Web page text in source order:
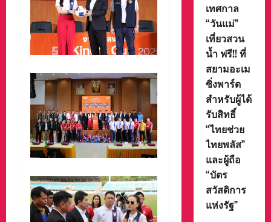
เทศกาล
“วันแม่”
เที่ยวสวน
น้ำ ฟรี!! ที่
สยามอะเม
ซิ่งพาร์ด
สำหรับผู้ได้
รับสิทธิ์
“ไทยช่วย
ไทยพลัส”
และผู้ถือ
“บัตร
สวัสดิการ
แห่งรัฐ”